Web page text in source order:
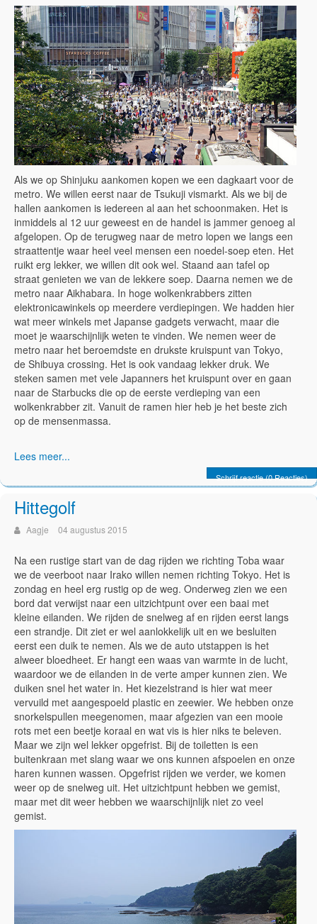
Als we op Shinjuku aankomen kopen we een dagkaart voor de
metro. We willen eerst naar de Tsukuji vismarkt. Als we bij de
hallen aankomen is iedereen al aan het schoonmaken. Het is
inmiddels al 12 uur geweest en de handel is jammer genoeg al
afgelopen. Op de terugweg naar de metro lopen we langs een
straattentje waar heel veel mensen een noedel-soep eten. Het
ruikt erg lekker, we willen dit ook wel. Staand aan tafel op
straat genieten we van de lekkere soep. Daarna nemen we de
metro naar Aikhabara. In hoge wolkenkrabbers zitten
elektronicawinkels op meerdere verdiepingen. We hadden hier
wat meer winkels met Japanse gadgets verwacht, maar die
moet je waarschijnlijk weten te vinden. We nemen weer de
metro naar het beroemdste en drukste kruispunt van Tokyo,
de Shibuya crossing. Het is ook vandaag lekker druk. We
steken samen met vele Japanners het kruispunt over en gaan
naar de Starbucks die op de eerste verdieping van een
wolkenkrabber zit. Vanuit de ramen hier heb je het beste zich
op de mensenmassa.
Lees meer...
Schrijf reactie (0 Reacties)
Hittegolf
Aagje 04 augustus 2015
Na een rustige start van de dag rijden we richting Toba waar
we de veerboot naar Irako willen nemen richting Tokyo. Het is
zondag en heel erg rustig op de weg. Onderweg zien we een
bord dat verwijst naar een uitzichtpunt over een baai met
kleine eilanden. We rijden de snelweg af en rijden eerst langs
een strandje. Dit ziet er wel aanlokkelijk uit en we besluiten
eerst een duik te nemen. Als we de auto utstappen is het
alweer bloedheet. Er hangt een waas van warmte in de lucht,
waardoor we de eilanden in de verte amper kunnen zien. We
duiken snel het water in. Het kiezelstrand is hier wat meer
vervuild met aangespoeld plastic en zeewier. We hebben onze
snorkelspullen meegenomen, maar afgezien van een mooie
rots met een beetje koraal en wat vis is hier niks te beleven.
Maar we zijn wel lekker opgefrist. Bij de toiletten is een
buitenkraan met slang waar we ons kunnen afspoelen en onze
haren kunnen wassen. Opgefrist rijden we verder, we komen
weer op de snelweg uit. Het uitzichtpunt hebben we gemist,
maar met dit weer hebben we waarschijnlijk niet zo veel
gemist.